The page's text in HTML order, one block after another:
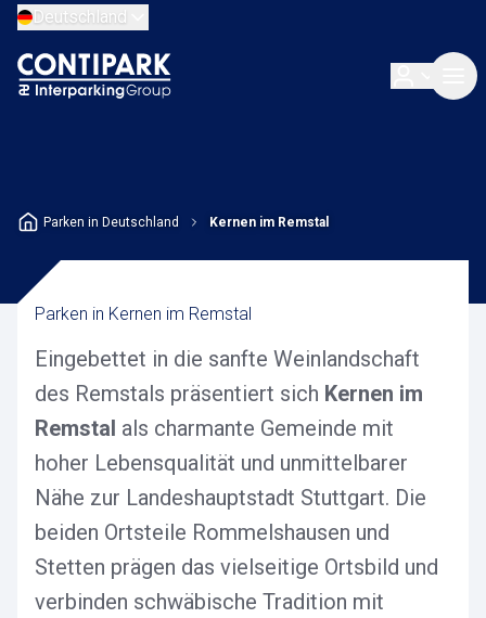
Deutschland
Parken in Deutschland Kernen im Remstal
Parken in Kernen im Remstal
Eingebettet in die sanfte Weinlandschaft
des Remstals präsentiert sich Kernen im
Remstal als charmante Gemeinde mit
hoher Lebensqualität und unmittelbarer
Nähe zur Landeshauptstadt Stuttgart. Die
beiden Ortsteile Rommelshausen und
Stetten prägen das vielseitige Ortsbild und
verbinden schwäbische Tradition mit